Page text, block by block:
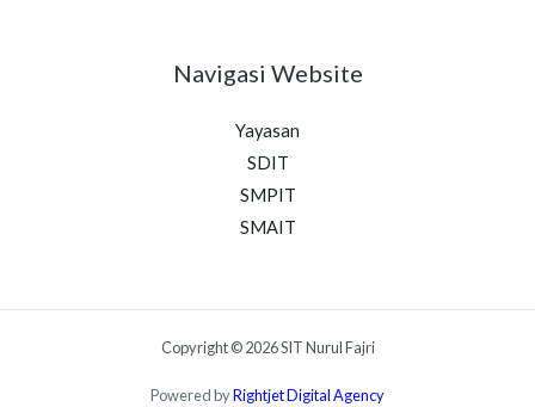
Navigasi Website
Yayasan
SDIT
SMPIT
SMAIT
Copyright © 2026 SIT Nurul Fajri
Powered byRightjet Digital Agency